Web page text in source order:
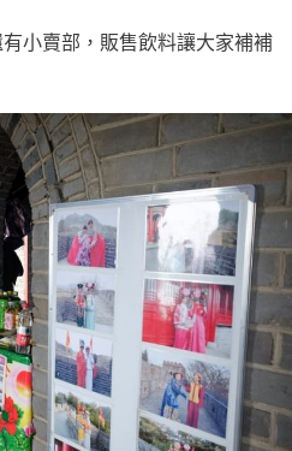
小賣部，販售飲料讓大家補補